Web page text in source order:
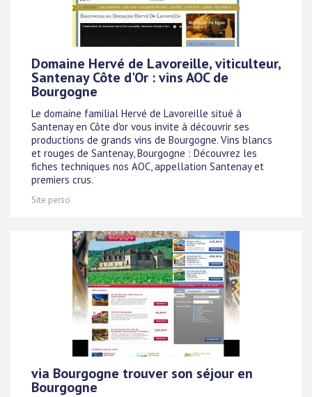
Domaine Hervé de Lavoreille, viticulteur,
Santenay Côte d'Or : vins AOC de
Bourgogne
Le domaine familial Hervé de Lavoreille situé à
Santenay en Côte d'or vous invite à découvrir ses
productions de grands vins de Bourgogne. Vins blancs
et rouges de Santenay, Bourgogne : Découvrez les
fiches techniques nos AOC, appellation Santenay et
premiers crus.
Site perso
via Bourgogne trouver son séjour en
Bourgogne